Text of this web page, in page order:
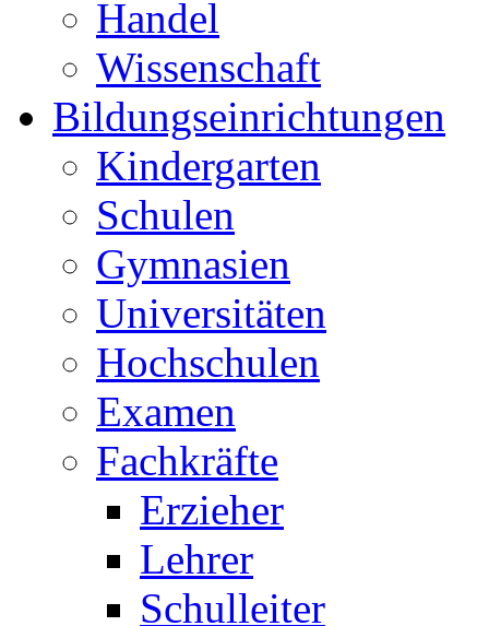
Handel
Wissenschaft
Bildungseinrichtungen
Kindergarten
Schulen
Gymnasien
Universitäten
Hochschulen
Examen
Fachkräfte
Erzieher
Lehrer
Schulleiter